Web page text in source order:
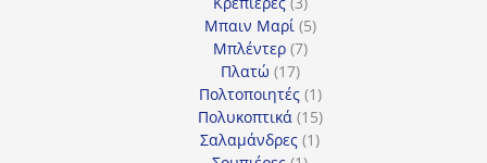
προϊόντα
Μπαιν Μαρί 55
Μπλέντερ 77
Πλατώ 1717
προϊόντα
Πολτοποιητές 11
προϊόν
Πολυκοπτικά 1515
προϊόντα
Σαλαμάνδρες 11